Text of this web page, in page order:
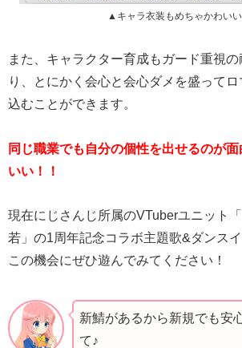
▲キャラ衣装もめちゃかわいい
また、キャラクター育成もガード重視
り、とにかく会心と会心ダメを盛って
込むことができます。
同じ職業でも自分の個性を出せるのが
いい！！
現在にじさんじ所属のVTuberユニット
若」の1周年記念コラボ主題歌&ダンスイ
この機会にぜひ遊んでみてください！
新鯖があるから新規でも安
て♪